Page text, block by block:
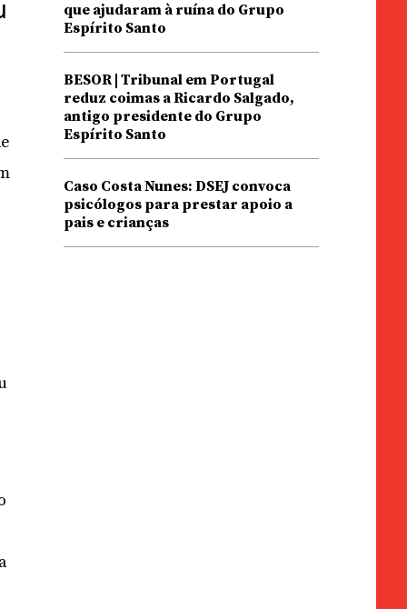
que ajudaram à ruína do Grupo
Espírito Santo
BESOR | Tribunal em Portugal
reduz coimas a Ricardo Salgado,
antigo presidente do Grupo
Espírito Santo
Caso Costa Nunes: DSEJ convoca
psicólogos para prestar apoio a
pais e crianças